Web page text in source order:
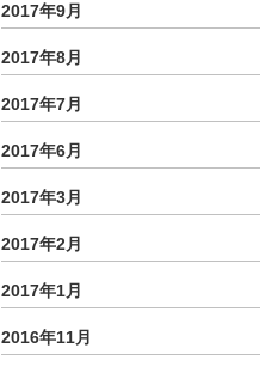
2017年9月
2017年8月
2017年7月
2017年6月
2017年3月
2017年2月
2017年1月
2016年11月